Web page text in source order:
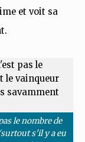
et voit sa
le nombre de
s'il y a eu